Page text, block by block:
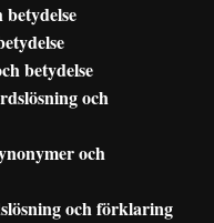
betydelse
och
och
och förklaring